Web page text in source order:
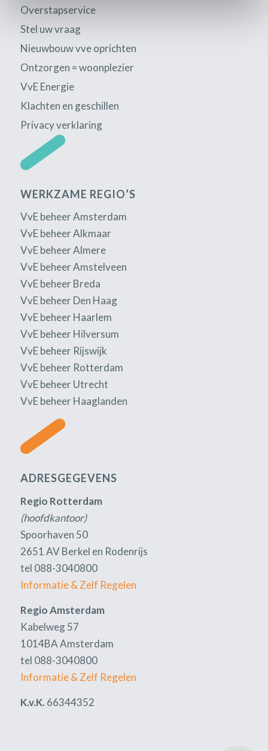
Overstapservice
Stel uw vraag
Nieuwbouw vve oprichten
Ontzorgen = woonplezier
VvE Energie
Klachten en geschillen
Privacy verklaring
WERKZAME REGIO’S
VvE beheer Amsterdam
VvE beheer Alkmaar
VvE beheer Almere
VvE beheer Amstelveen
VvE beheer Breda
VvE beheer Den Haag
VvE beheer Haarlem
VvE beheer Hilversum
VvE beheer Rijswijk
VvE beheer Rotterdam
VvE beheer Utrecht
VvE beheer Haaglanden
ADRESGEGEVENS
Regio Rotterdam
(hoofdkantoor)
Spoorhaven 50
2651 AV Berkel en Rodenrijs
tel 088-3040800
Informatie & Zelf Regelen
Regio Amsterdam
Kabelweg 57
1014BA Amsterdam
tel 088-3040800
Informatie & Zelf Regelen
K.v.K. 66344352